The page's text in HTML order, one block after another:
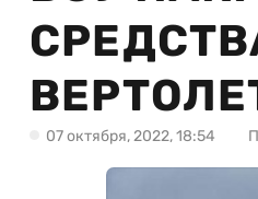
07 октября, 2022, 18:54